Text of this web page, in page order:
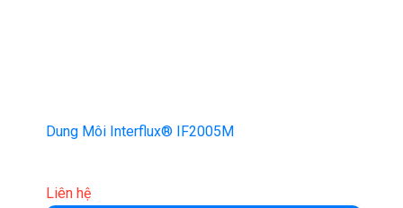
Dung Môi Interflux® IF2005M
Liên hệ